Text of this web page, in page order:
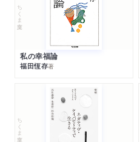
ちくま文庫
私の幸福論
福田恆存著
ちくま文庫